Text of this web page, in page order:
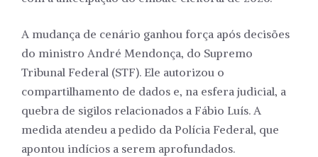
A mudança de cenário ganhou força após decisões
do ministro André Mendonça, do Supremo
Tribunal Federal (STF). Ele autorizou o
compartilhamento de dados e, na esfera judicial, a
quebra de sigilos relacionados a Fábio Luís. A
medida atendeu a pedido da Polícia Federal, que
apontou indícios a serem aprofundados.